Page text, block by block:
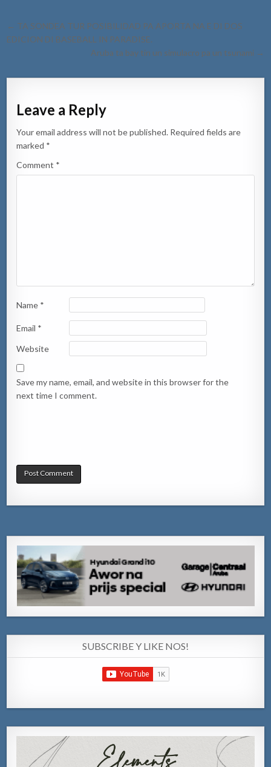
Post
navigation
← TA SONDEA TUR POSIBILIDAD PA APORTA NA E DI DOS
EDICION DI BASEBALL IN PARADISE.
Aruba ta bay tin un simulacro pa un tsunami →
Leave a Reply
Your email address will not be published. Required fields are
marked *
Comment *
Name *
Email *
Website
Save my name, email, and website in this browser for the
next time I comment.
SUBSCRIBE Y LIKE NOS!